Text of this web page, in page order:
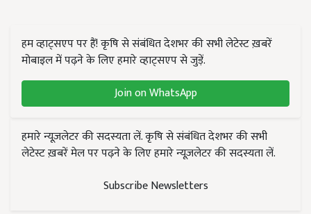
हम व्हाट्सएप पर हैं! कृषि से संबंधित देशभर की सभी लेटेस्ट ख़बरें
मोबाइल में पढ़ने के लिए हमारे व्हाट्सएप से जुड़ें.
Join on WhatsApp
हमारे न्यूज़लेटर की सदस्यता लें. कृषि से संबंधित देशभर की सभी
लेटेस्ट ख़बरें मेल पर पढ़ने के लिए हमारे न्यूज़लेटर की सदस्यता लें.
Subscribe Newsletters